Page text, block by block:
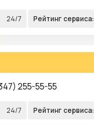
24/7 Рейтинг сервиса:
255-55-55
24/7 Рейтинг сервиса: